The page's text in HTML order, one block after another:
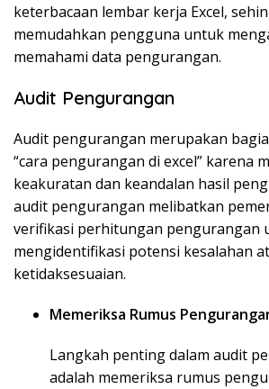
keterbacaan lembar kerja Excel,
memudahkan pengguna untuk
memahami data pengurangan.
Audit Pengurangan
Audit pengurangan merupakan
“cara pengurangan di excel” karena
keakuratan dan keandalan hasil
audit pengurangan melibatkan
verifikasi perhitungan pengurangan
mengidentifikasi potensi kesalahan
ketidaksesuaian.
Memeriksa Rumus
Langkah penting dalam audit
adalah memeriksa rumus